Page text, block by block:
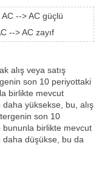
--> AC güçlü
--> AC zayıf
alış veya satış
son 10 periyottaki
birlikte mevcut
yüksekse, bu, alış
son 10
bununla birlikte mevcut
daha düşükse, bu da